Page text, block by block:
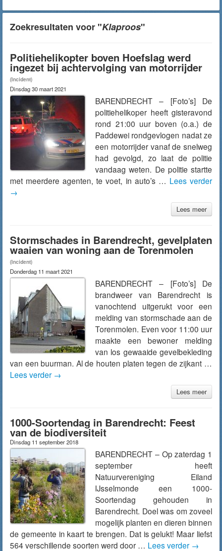
Zoekresultaten voor "Klaproos"
Politiehelikopter boven Hoefslag werd
ingezet bij achtervolging van motorrijder
(Incident)
Dinsdag 30 maart 2021
BARENDRECHT – [Foto’s] De
politiehelikoper heeft gisteravond
rond 21:00 uur boven (o.a.) de
Paddewei rondgevlogen nadat ze
een motorrijder vanaf de snelweg
had gevolgd, zo laat de politie
vandaag weten. De politie startte
met meerdere agenten, te voet, in auto’s … Lees verder
→
Lees meer
Stormschades in Barendrecht, gevelplaten
waaien van woning aan de Torenmolen
(Incident)
Donderdag 11 maart 2021
BARENDRECHT – [Foto’s] De
brandweer van Barendrecht is
vanochtend uitgerukt voor een
melding van stormschade aan de
Torenmolen. Even voor 11:00 uur
maakte een bewoner melding
van los gewaaide gevelbekleding
van een buurman. Al de houten platen tegen de zijkant …
Lees verder →
Lees meer
1000-Soortendag in Barendrecht: Feest
van de biodiversiteit
Dinsdag 11 september 2018
BARENDRECHT – Op zaterdag 1
september heeft
Natuurvereniging Eiland
IJsselmonde een 1000-
Soortendag gehouden in
Barendrecht. Doel was om zoveel
mogelijk planten en dieren binnen
de gemeente in kaart te brengen. Dat is gelukt! Maar liefst
564 verschillende soorten werd door … Lees verder →